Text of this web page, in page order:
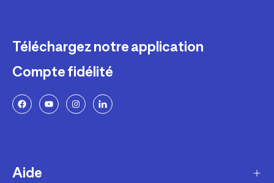
Téléchargez notre application
Compte fidélité
Aide